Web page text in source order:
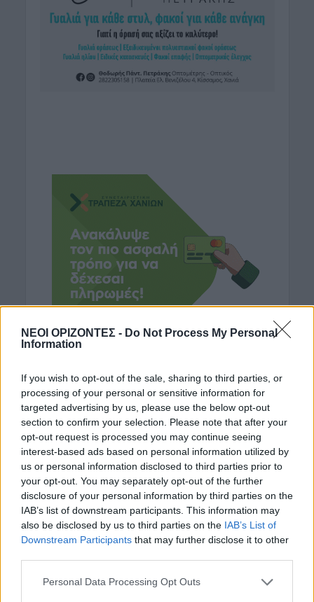
ΝΕΟΙ ΟΡΙΖΟΝΤΕΣ - Do Not Process My Personal
Information
If you wish to opt-out of the sale, sharing to third parties, or
processing of your personal or sensitive information for
targeted advertising by us, please use the below opt-out
section to confirm your selection. Please note that after your
opt-out request is processed you may continue seeing
interest-based ads based on personal information utilized by
us or personal information disclosed to third parties prior to
your opt-out. You may separately opt-out of the further
disclosure of your personal information by third parties on the
IAB’s list of downstream participants. This information may
also be disclosed by us to third parties on the IAB’s List of
Downstream Participants that may further disclose it to other
Personal Data Processing Opt Outs
ΡΟΗ ΕΙΔΗΣΕΩΝ
ΓΕΎΣΗ - ΨΥΧΑΓΩΓΊΑ • ΔΉΜΟΣ ΠΛΑΤΑΝΙΆ
Δήμος Πλατανιά: Συνεχίζονται οι
εκδηλώσεις “Πολιτιστικό Καλοκαίρι
2026, 16ο Φεστιβάλ ΓΗ-ΠΟΛΙΤΙΣΜΟΣ-
ΤΟΥΡΙΣΜΟΣ”
7 Αυγούστου 2026 21:54
ΑΡΘΡΑ - ΑΠΟΨΕΙΣ ΔΉΜΟΣ ΚΙΣΆΜΟΥ
ΠΟΛΙΤΙΣΜΟΣ
Περί Πολιτισμού και άλλων τινών! Mε
αφορμή μια επιστολή της Νεολαίας
7 Αυγούστου 2026 21:42